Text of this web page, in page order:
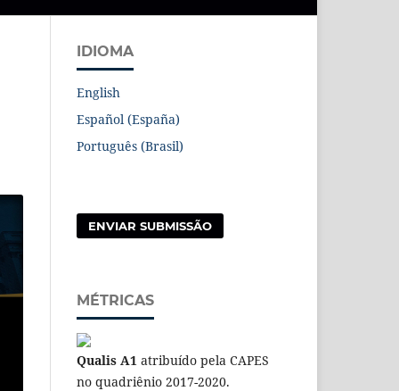
IDIOMA
English
Español (España)
Português (Brasil)
ENVIAR SUBMISSÃO
MÉTRICAS
Qualis A1 atribuído pela CAPES
no quadriênio 2017-2020.